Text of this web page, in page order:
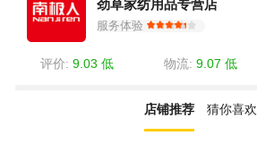
劲草家纺用品专营店
服务体验
评价: 9.03 低 物流: 9.07 低
店铺推荐 猜你喜欢